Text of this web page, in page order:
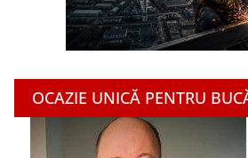
OCAZIE UNICĂ PENTRU